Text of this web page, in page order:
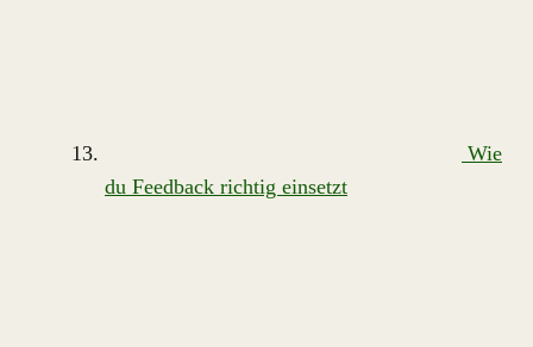
Wie
du Feedback richtig einsetzt